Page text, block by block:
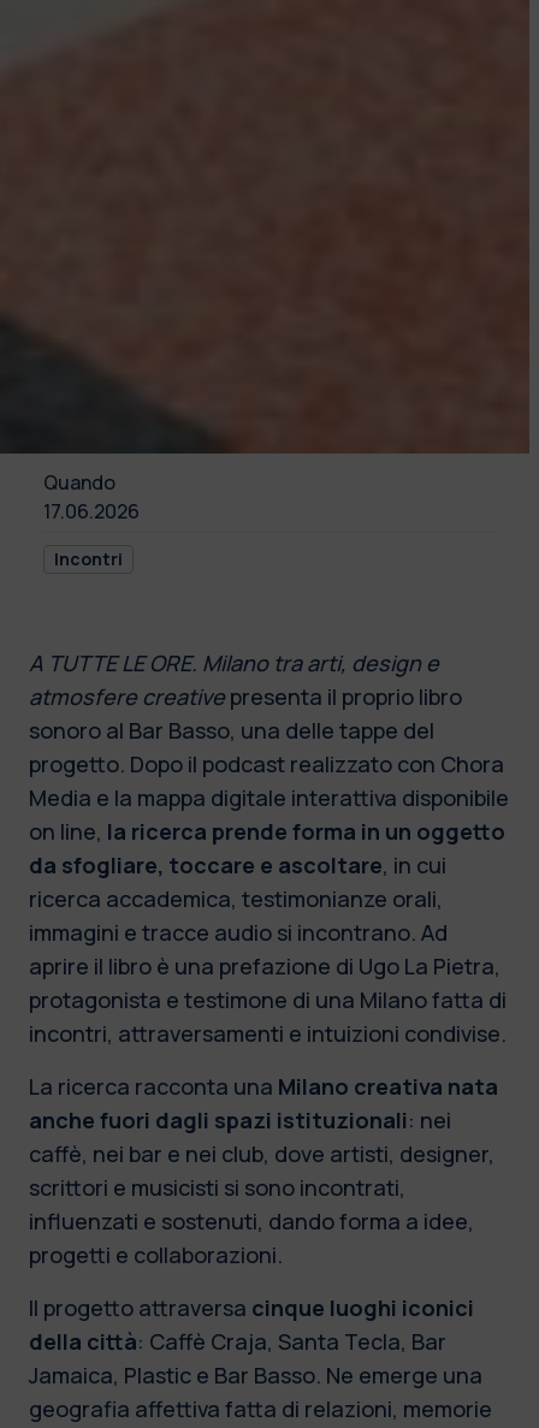
Quando
17.06.2026
Incontri
A TUTTE LE ORE. Milano tra arti, design e
atmosfere creative presenta il proprio libro
sonoro al Bar Basso, una delle tappe del
progetto. Dopo il podcast realizzato con Chora
Media e la mappa digitale interattiva disponibile
on line, la ricerca prende forma in un oggetto
da sfogliare, toccare e ascoltare, in cui
ricerca accademica, testimonianze orali,
immagini e tracce audio si incontrano. Ad
aprire il libro è una prefazione di Ugo La Pietra,
protagonista e testimone di una Milano fatta di
incontri, attraversamenti e intuizioni condivise.
La ricerca racconta una Milano creativa nata
anche fuori dagli spazi istituzionali: nei
caffè, nei bar e nei club, dove artisti, designer,
scrittori e musicisti si sono incontrati,
influenzati e sostenuti, dando forma a idee,
progetti e collaborazioni.
Il progetto attraversa cinque luoghi iconici
della città: Caffè Craja, Santa Tecla, Bar
Jamaica, Plastic e Bar Basso. Ne emerge una
geografia affettiva fatta di relazioni, memorie